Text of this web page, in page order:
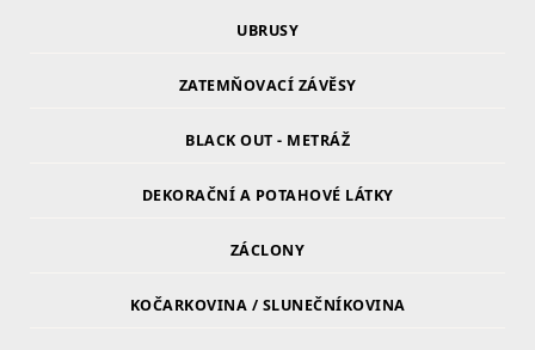
UBRUSY
ZATEMŇOVACÍ ZÁVĚSY
BLACK OUT - METRÁŽ
DEKORAČNÍ A POTAHOVÉ LÁTKY
ZÁCLONY
KOČARKOVINA / SLUNEČNÍKOVINA